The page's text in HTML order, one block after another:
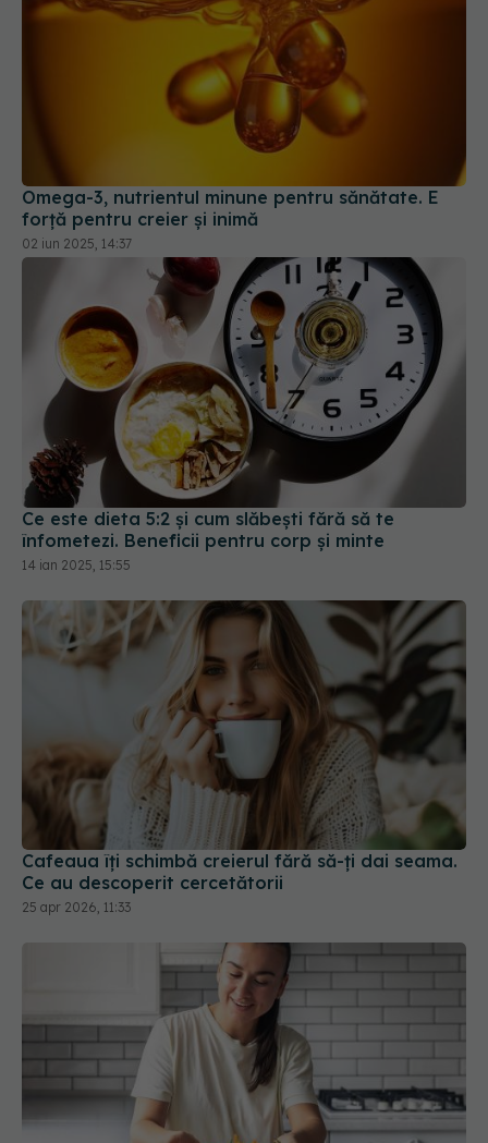
Omega-3, nutrientul minune pentru sănătate. E
forță pentru creier și inimă
02 iun 2025, 14:37
Ce este dieta 5:2 și cum slăbești fără să te
înfometezi. Beneficii pentru corp și minte
14 ian 2025, 15:55
Cafeaua îți schimbă creierul fără să-ți dai seama.
Ce au descoperit cercetătorii
25 apr 2026, 11:33